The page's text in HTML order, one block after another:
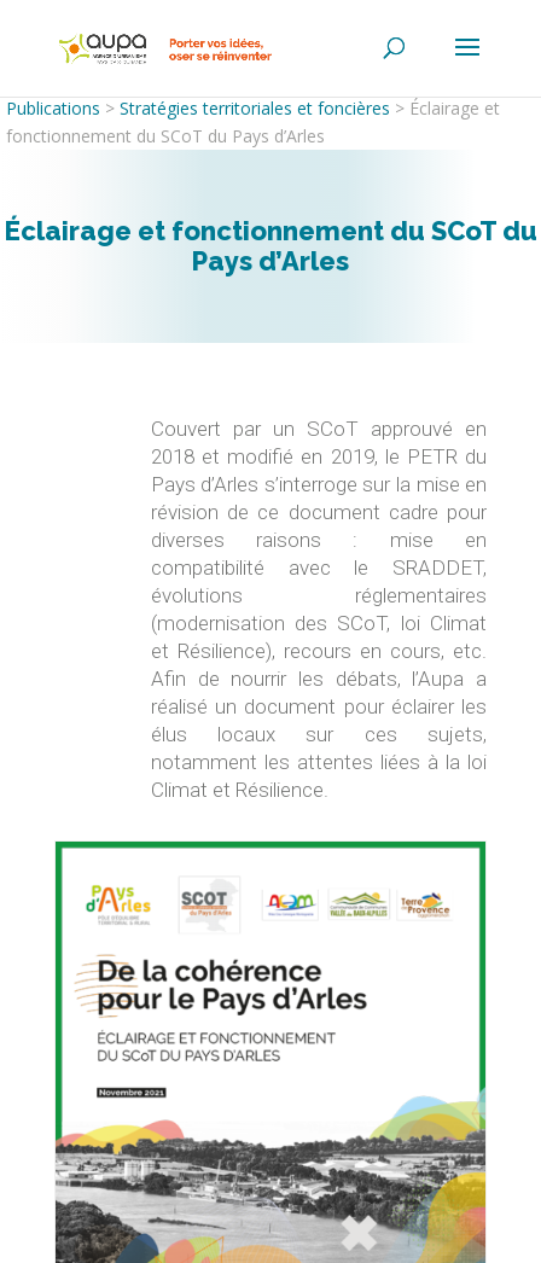
Publications > Stratégies territoriales et foncières > Éclairage et
fonctionnement du SCoT du Pays d’Arles
Éclairage et fonctionnement du SCoT du
Pays d’Arles
Couvert par un SCoT approuvé en
2018 et modifié en 2019, le PETR du
Pays d’Arles s’interroge sur la mise en
révision de ce document cadre pour
diverses raisons : mise en
compatibilité avec le SRADDET,
évolutions réglementaires
(modernisation des SCoT, loi Climat
et Résilience), recours en cours, etc.
Afin de nourrir les débats, l’Aupa a
réalisé un document pour éclairer les
élus locaux sur ces sujets,
notamment les attentes liées à la loi
Climat et Résilience.